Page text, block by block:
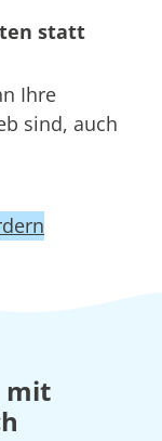
statt
Ihre
sind, auch
mit